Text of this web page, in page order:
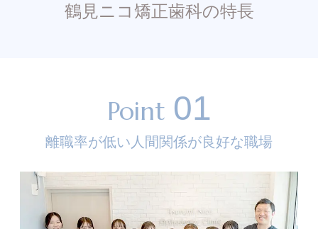
鶴見ニコ矯正歯科の特長
Point 01
離職率が低い人間関係が良好な職場